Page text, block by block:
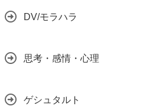
DV/モラハラ
思考・感情・心理
ゲシュタルト